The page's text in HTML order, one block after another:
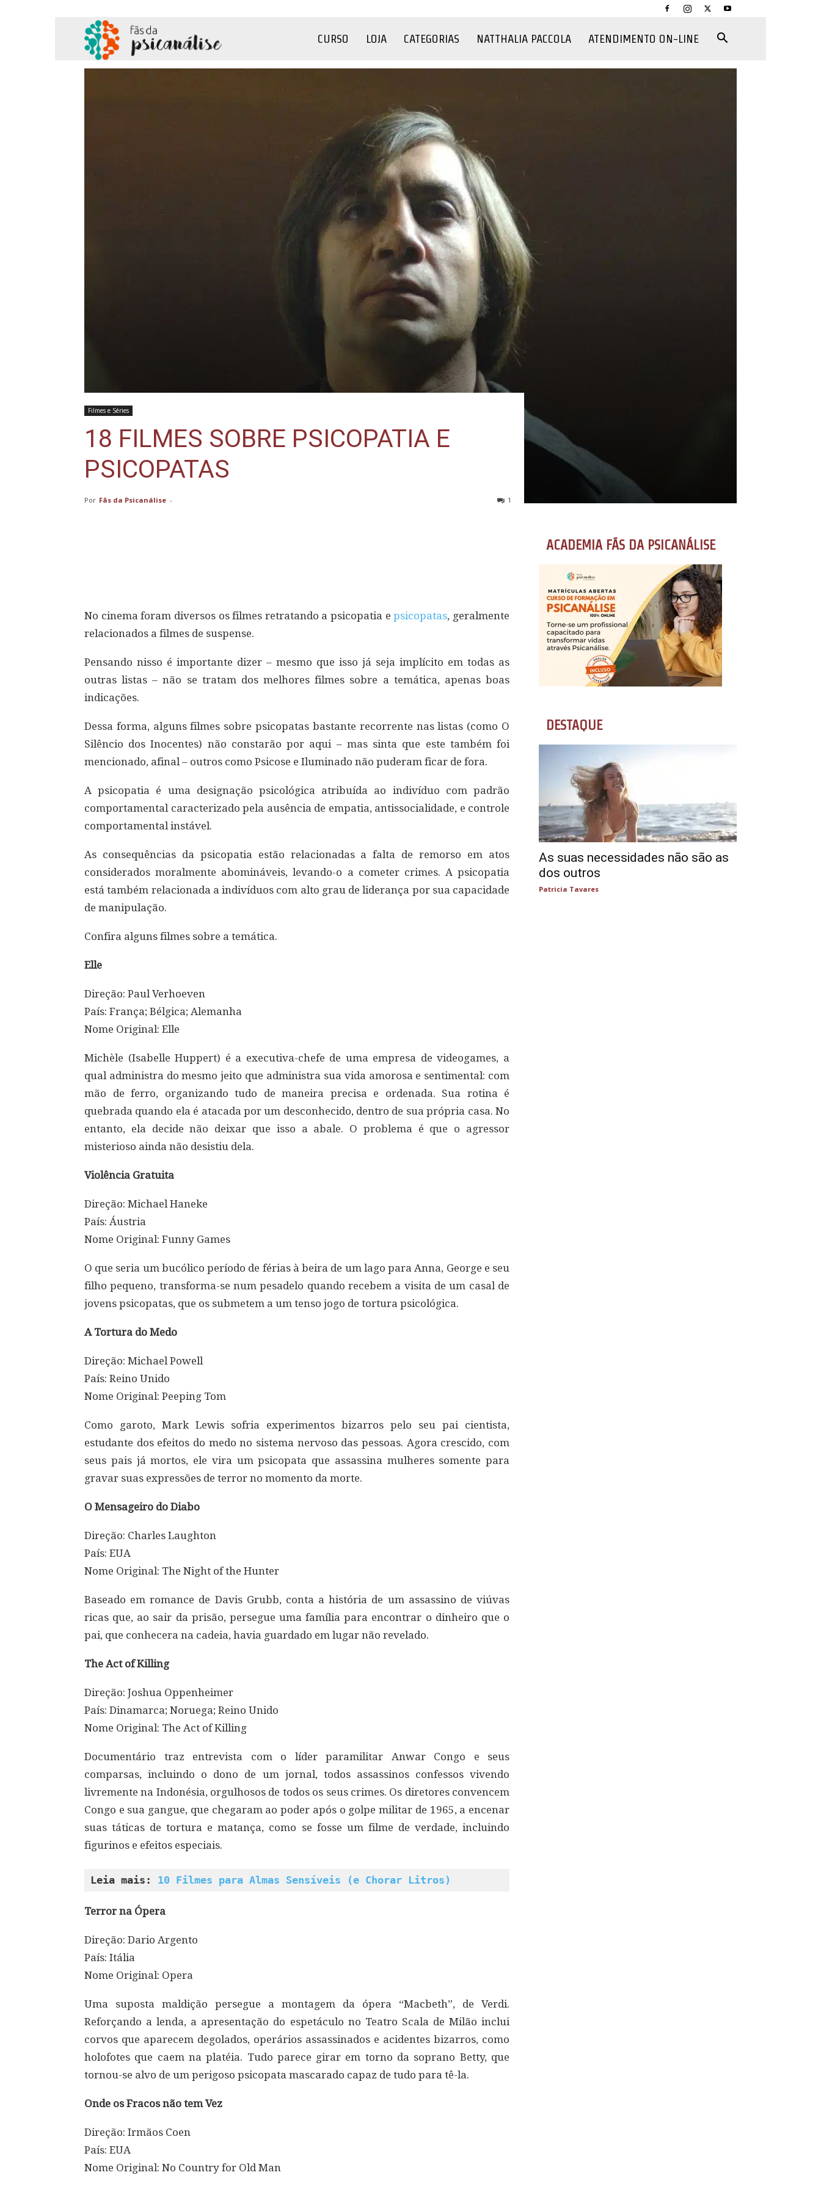
CURSO LOJA CATEGORIAS NATTHALIA PACCOLA ATENDIMENTO ON-LINE
Filmes e Séries
18 FILMES SOBRE PSICOPATIA E
PSICOPATAS
Por Fãs da Psicanálise - 1
No cinema foram diversos os filmes retratando a psicopatia epsicopatas, geralmente
relacionados a filmes de suspense.
Pensando nisso é importante dizer – mesmo que isso já seja implícito em todas as
outras listas – não se tratam dos melhores filmes sobre a temática, apenas boas
indicações.
Dessa forma, alguns filmes sobre psicopatas bastante recorrente nas listas (como O
Silêncio dos Inocentes) não constarão por aqui – mas sinta que este também foi
mencionado, afinal – outros como Psicose e Iluminado não puderam ficar de fora.
A psicopatia é uma designação psicológica atribuída ao indivíduo com padrão
comportamental caracterizado pela ausência de empatia, antissocialidade, e controle
comportamental instável.
As consequências da psicopatia estão relacionadas a falta de remorso em atos
considerados moralmente abomináveis, levando-o a cometer crimes. A psicopatia
está também relacionada a indivíduos com alto grau de liderança por sua capacidade
de manipulação.
Confira alguns filmes sobre a temática.
Elle
Direção: Paul Verhoeven
País: França; Bélgica; Alemanha
Nome Original: Elle
Michèle (Isabelle Huppert) é a executiva-chefe de uma empresa de videogames, a
qual administra do mesmo jeito que administra sua vida amorosa e sentimental: com
mão de ferro, organizando tudo de maneira precisa e ordenada. Sua rotina é
quebrada quando ela é atacada por um desconhecido, dentro de sua própria casa. No
entanto, ela decide não deixar que isso a abale. O problema é que o agressor
misterioso ainda não desistiu dela.
Violência Gratuita
Direção: Michael Haneke
País: Áustria
Nome Original: Funny Games
O que seria um bucólico período de férias à beira de um lago para Anna, George e seu
filho pequeno, transforma-se num pesadelo quando recebem a visita de um casal de
jovens psicopatas, que os submetem a um tenso jogo de tortura psicológica.
A Tortura do Medo
Direção: Michael Powell
País: Reino Unido
Nome Original: Peeping Tom
Como garoto, Mark Lewis sofria experimentos bizarros pelo seu pai cientista,
estudante dos efeitos do medo no sistema nervoso das pessoas. Agora crescido, com
seus pais já mortos, ele vira um psicopata que assassina mulheres somente para
gravar suas expressões de terror no momento da morte.
O Mensageiro do Diabo
Direção: Charles Laughton
País: EUA
Nome Original: The Night of the Hunter
Baseado em romance de Davis Grubb, conta a história de um assassino de viúvas
ricas que, ao sair da prisão, persegue uma família para encontrar o dinheiro que o
pai, que conhecera na cadeia, havia guardado em lugar não revelado.
The Act of Killing
Direção: Joshua Oppenheimer
País: Dinamarca; Noruega; Reino Unido
Nome Original: The Act of Killing
Documentário traz entrevista com o líder paramilitar Anwar Congo e seus
comparsas, incluindo o dono de um jornal, todos assassinos confessos vivendo
livremente na Indonésia, orgulhosos de todos os seus crimes. Os diretores convencem
Congo e sua gangue, que chegaram ao poder após o golpe militar de 1965, a encenar
suas táticas de tortura e matança, como se fosse um filme de verdade, incluindo
figurinos e efeitos especiais.
Leia mais: 10 Filmes para Almas Sensíveis (e Chorar Litros)
Terror na Ópera
Direção: Dario Argento
País: Itália
Nome Original: Opera
Uma suposta maldição persegue a montagem da ópera “Macbeth”, de Verdi.
Reforçando a lenda, a apresentação do espetáculo no Teatro Scala de Milão inclui
corvos que aparecem degolados, operários assassinados e acidentes bizarros, como
holofotes que caem na platéia. Tudo parece girar em torno da soprano Betty, que
tornou-se alvo de um perigoso psicopata mascarado capaz de tudo para tê-la.
Onde os Fracos não tem Vez
Direção: Irmãos Coen
País: EUA
Nome Original: No Country for Old Man
ACADEMIA FÃS DA PSICANÁLISE
DESTAQUE
As suas necessidades não são as
dos outros
Patricia Tavares